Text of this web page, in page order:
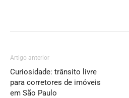
Artigo anterior
Curiosidade: trânsito livre
para corretores de imóveis
em São Paulo